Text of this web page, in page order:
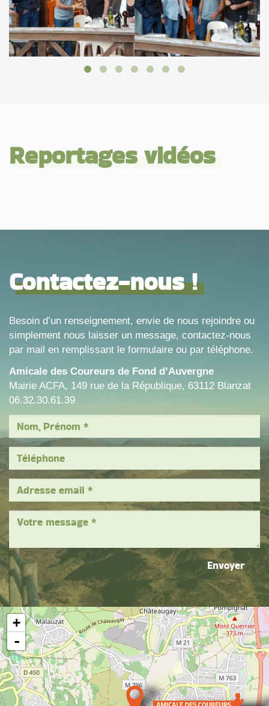
Reportages vidéos
Contactez-nous !
Besoin d’un renseignement, envie de nous rejoindre ou
simplement nous laisser un message, contactez-nous
par mail en remplissant le formulaire ou par téléphone.
Amicale des Coureurs de Fond d’Auvergne
Mairie ACFA, 149 rue de la République, 63112 Blanzat
06.32.30.61.39
Envoyer
+
-